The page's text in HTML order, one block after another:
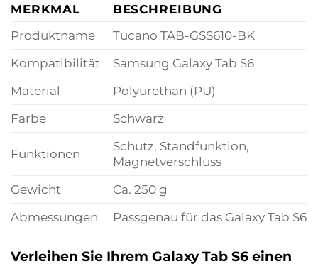
MERKMAL
BESCHREIBUNG
Produktname
Tucano TAB-GSS610-BK
Kompatibilität
Samsung Galaxy Tab S6
Material
Polyurethan (PU)
Farbe
Schwarz
Funktionen
Schutz, Standfunktion,
Magnetverschluss
Gewicht
Ca. 250 g
Abmessungen
Passgenau für das Galaxy Tab S6
Verleihen Sie Ihrem Galaxy Tab S6 einen